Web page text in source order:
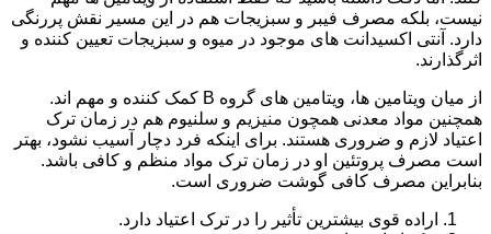
نیست، بلکه مصرف فیبر و سبزیجات هم در این مسیر نقش پررنگی
دارد. آنتی اکسیدانت های موجود در میوه و سبزیجات تعیین کننده و
اثرگذارند.
از میان ویتامین ها، ویتامین های گروه B کمک کننده و مهم اند.
همچنین مواد معدنی همچون منیزیم و سلنیوم هم در زمان ترک
اعتیاد لازم و ضروری هستند. برای اینکه فرد دچار آسیب نشود، بهتر
است مصرف پروتئین او در زمان ترک مواد منظم و کافی باشد.
بنابراین مصرف کافی گوشت ضروری است.
اراده قوی بیشترین تأثیر را در ترک اعتیاد دارد.